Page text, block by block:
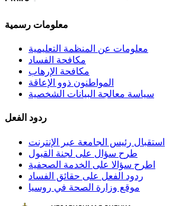
معلومات رسمية
معلومات عن المنظمة التعليمية
مكافحة الفساد
مكافحة الإرهاب
المواطنون ذوو الإعاقة
سياسة معالجة البيانات الشخصية
ردود الفعل
استقبال رئيس الجامعة عبر الإنترنت
طرح سؤال على لجنة القبول
اطرح سؤالا على الخدمة الصحفية
ردود الفعل على حقائق الفساد
موقع وزارة الصحة في روسيا